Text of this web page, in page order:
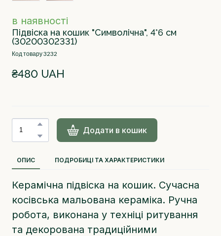
в наявності
Підвіска на кошик "Символічна", 4*6 см
(30200302331)
Код товару 3232
₴480 UAH
Додати в кошик
ОПИС ПОДРОБИЦІ ТА ХАРАКТЕРИСТИКИ
Керамічна підвіска на кошик. Сучасна
косівська мальована кераміка. Ручна
робота, виконана у техніці ритування
та декорована традиційними